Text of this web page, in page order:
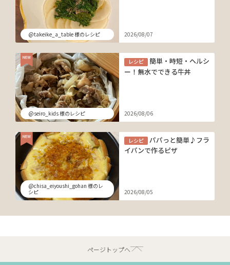
@takeike_a_table 様のレシピ 2026/08/07
@seiro_kids 様のレシピ
レシピ
簡単・時短・ヘルシ
ー！無水でできる牛丼
2026/08/06
@chisa_eiyoushi_gohan 様のレ
シピ
レシピ
パパっと簡単♪フラ
イパンで作るピザ
2026/08/05
ページトップへ